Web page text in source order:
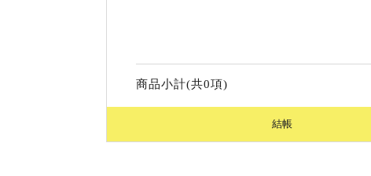
商品小計(共0項)
結帳